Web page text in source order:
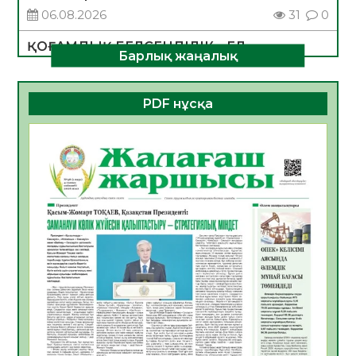
06.08.2026
31 0
ҚОҒАМДЫҚ БЕЛСЕНДІЛІК – ЕЛ
ДАМУЫНЫҢ НЕГІЗІ
06.08.2026
30 0
ҚҰРЫЛТАЙ САЙЛАУЫ – БОЛАШАҚҚА
06.08.2026
Инфекциялық ауруларға қарсы иммундау
жұмыстарының тиімділігі
06.08.2026
33
Көкжөтел ауруы туралы
06.08.2026
30
АПВ вакцинасы туралы мәлімет
06.08.2026
31
Барлық жаңалық
PDF нұсқа